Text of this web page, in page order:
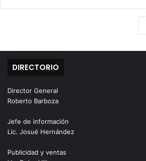
DIRECTORIO
Director General
Roberto Barboza
Jefe de información
Lic. Josué Hernández
Publicidad y ventas